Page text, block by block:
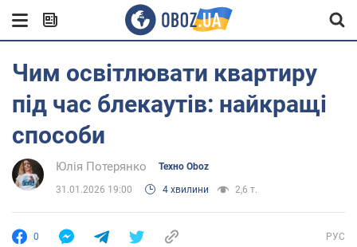
Чим освітлювати квартиру
під час блекаутів: найкращі
способи
Юлія Потерянко Техно Oboz
31.01.2026 19:00 4 хвилини 2,6 т.
0 РУС